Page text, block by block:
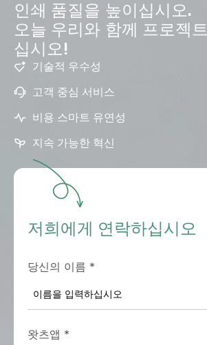
인쇄 품질을 높이십시오.
오늘 우리와 함께 프로젝
십시오!
기술적 우수성
고객 중심 서비스
비용 스마트 유연성
지속 가능한 혁신
저희에게 연락하십시오
당신의 이름 *
왓츠앱 *